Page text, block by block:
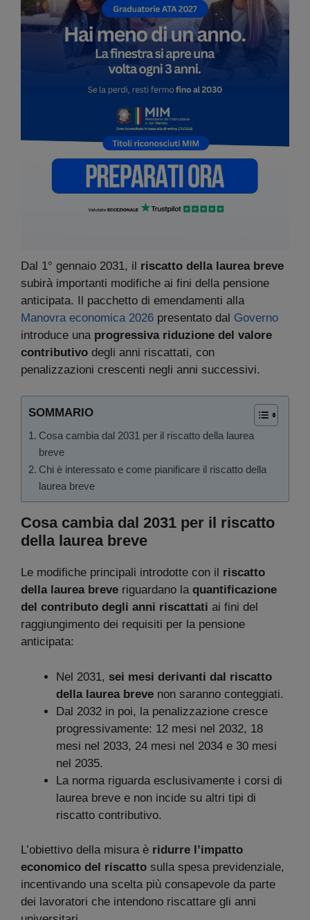
Dal 1° gennaio 2031, il riscatto della laurea breve
subirà importanti modifiche ai fini della pensione
anticipata. Il pacchetto di emendamenti alla
Manovra economica 2026 presentato dal Governo
introduce una progressiva riduzione del valore
contributivo degli anni riscattati, con
penalizzazioni crescenti negli anni successivi.
SOMMARIO
Cosa cambia dal 2031 per il riscatto della laurea
breve
Chi è interessato e come pianificare il riscatto della
laurea breve
Cosa cambia dal 2031 per il riscatto
della laurea breve
Le modifiche principali introdotte con il riscatto
della laurea breve riguardano la quantificazione
del contributo degli anni riscattati ai fini del
raggiungimento dei requisiti per la pensione
anticipata:
Nel 2031, sei mesi derivanti dal riscatto
della laurea breve non saranno conteggiati.
Dal 2032 in poi, la penalizzazione cresce
progressivamente: 12 mesi nel 2032, 18
mesi nel 2033, 24 mesi nel 2034 e 30 mesi
nel 2035.
La norma riguarda esclusivamente i corsi di
laurea breve e non incide su altri tipi di
riscatto contributivo.
L’obiettivo della misura è ridurre l’impatto
economico del riscatto sulla spesa previdenziale,
incentivando una scelta più consapevole da parte
dei lavoratori che intendono riscattare gli anni